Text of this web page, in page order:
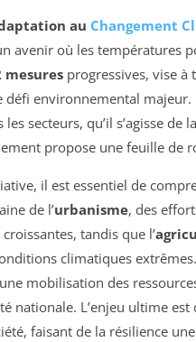
au Changement
avenir où les températures
mesures progressives, vise
défi environnemental
secteurs, qu’il s’agisse de la
propose une feuille de
il est essentiel de
de l’urbanisme, des
tandis que l’
climatiques
mobilisation des
nationale. L’enjeu ultime est
faisant de la résilience